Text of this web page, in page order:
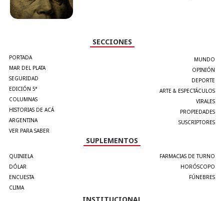
SECCIONES
PORTADA
MAR DEL PLATA
SEGURIDAD
EDICIÓN 5°
COLUMNAS
HISTORIAS DE ACÁ
ARGENTINA
VER PARA SABER
MUNDO
OPINIÓN
DEPORTE
ARTE & ESPECTÁCULOS
VIRALES
PROPIEDADES
SUSCRIPTORES
SUPLEMENTOS
QUINIELA
DÓLAR
ENCUESTA
CLIMA
FARMACIAS DE TURNO
HORÓSCOPO
FÚNEBRES
INSTITUCIONAL